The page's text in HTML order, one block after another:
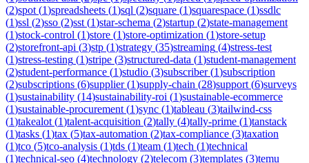
(2)spot (1)spreadsheets (1)sql (2)square (1)squarespace (1)ssdlc
(1)ssl (2)sso (2)sst (1)star-schema (2)startup (2)state-management
(1)stock-control (1)store (1)store-optimization (1)store-setup
(2)storefront-api (3)stp (1)strategy (35)streaming (4)stress-test
(1)stress-testing (1)stripe (3)structured-data (1)student-management
(2)student-performance (1)studio (3)subscriber(1)subscription
(2)subscriptions (6)supplier(1)supply-chain (28)support (6)surveys
(1)sustainability (14)sustainability-roi (1)sustainable-ecommerce
(1)sustainable-procurement (1)sync (1)tableau (3)tailwind-css
(1)takealot (1)talent-acquisition (2)tally (4)tally-prime (1)tanstack
(1)tasks (1)tax (5)tax-automation (2)tax-compliance (3)taxation
(1)tco (5)tco-analysis (1)tds (1)team (1)tech (1)technical
(1)technical-seo (4)technology (2)telecom (3)templates (3)temu